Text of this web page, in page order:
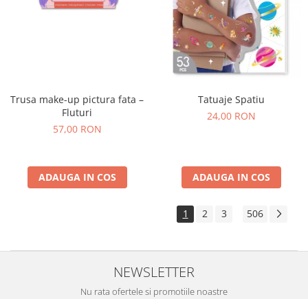
Trusa make-up pictura fata –
Fluturi
57,00 RON
ADAUGA IN COS
Tatuaje Spatiu
24,00 RON
ADAUGA IN COS
1 2 3 506
NEWSLETTER
Nu rata ofertele si promotiile noastre